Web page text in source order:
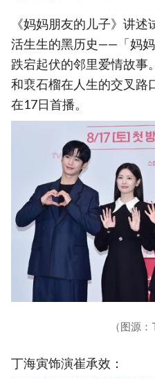
《妈妈朋友的儿子》讲
活生生的黑历史——「妈
跌宕起伏的邻里爱情故事
和裵石榴在人生的交叉路
在17日首播。
（图源
丁海寅饰演崔承效：